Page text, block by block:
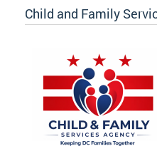
Child and Family